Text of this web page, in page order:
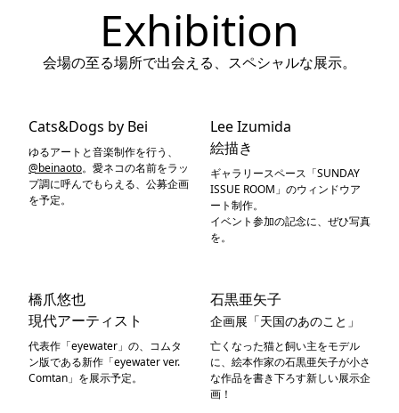
Exhibition
会場の至る場所で出会える、スペシャルな展示。
Cats&Dogs by Bei
ゆるアートと音楽制作を行う、
@beinaoto。愛ネコの名前をラッ
プ調に呼んでもらえる、公募企画
を予定。
Lee Izumida
絵描き
ギャラリースペース「SUNDAY
ISSUE ROOM」のウィンドウア
ート制作。
イベント参加の記念に、ぜひ写真
を。
橋爪悠也
現代アーティスト
代表作「eyewater」の、コムタ
ン版である新作「eyewater ver.
Comtan」を展示予定。
石黒亜矢子
企画展「天国のあのこと」
亡くなった猫と飼い主をモデル
に、絵本作家の石黒亜矢子が小さ
な作品を書き下ろす新しい展示企
画！